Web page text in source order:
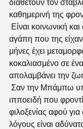
διαθέτουν τον
καθημερινή της
αγάπη που της
μήνες έχει
κοκαλιασμένο σε
απολαμβάνει την
ιπποειδή που
φιλοξενίας αφού για
λόγους είναι